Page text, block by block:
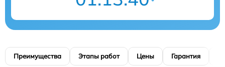
Преимущества Этапы работ Цены Гарантия